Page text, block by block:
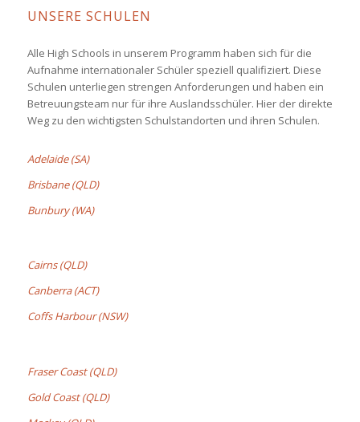
UNSERE SCHULEN
Alle High Schools in unserem Programm haben sich für die
Aufnahme internationaler Schüler speziell qualifiziert. Diese
Schulen unterliegen strengen Anforderungen und haben ein
Betreuungsteam nur für ihre Auslandsschüler. Hier der direkte
Weg zu den wichtigsten Schulstandorten und ihren Schulen.
Adelaide (SA)
Brisbane (QLD)
Bunbury (WA)
Cairns (QLD)
Canberra (ACT)
Coffs Harbour (NSW)
Fraser Coast (QLD)
Gold Coast (QLD)